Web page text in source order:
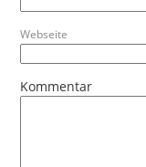
Webseite
Kommentar